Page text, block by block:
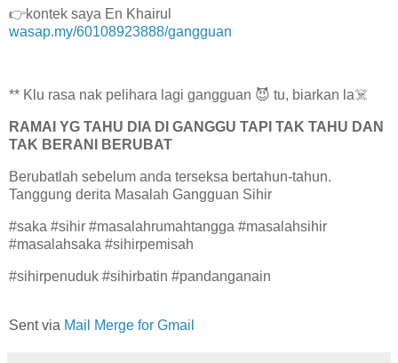
👉kontek saya En Khairul
wasap.my/60108923888/gangguan
** Klu rasa nak pelihara lagi gangguan 😈 tu, biarkan la☠️
RAMAI YG TAHU DIA DI GANGGU TAPI TAK TAHU DAN
TAK BERANI BERUBAT
Berubatlah sebelum anda terseksa bertahun-tahun.
Tanggung derita Masalah Gangguan Sihir
#saka #sihir #masalahrumahtangga #masalahsihir
#masalahsaka #sihirpemisah
#sihirpenuduk #sihirbatin #pandanganain
Sent via Mail Merge for Gmail